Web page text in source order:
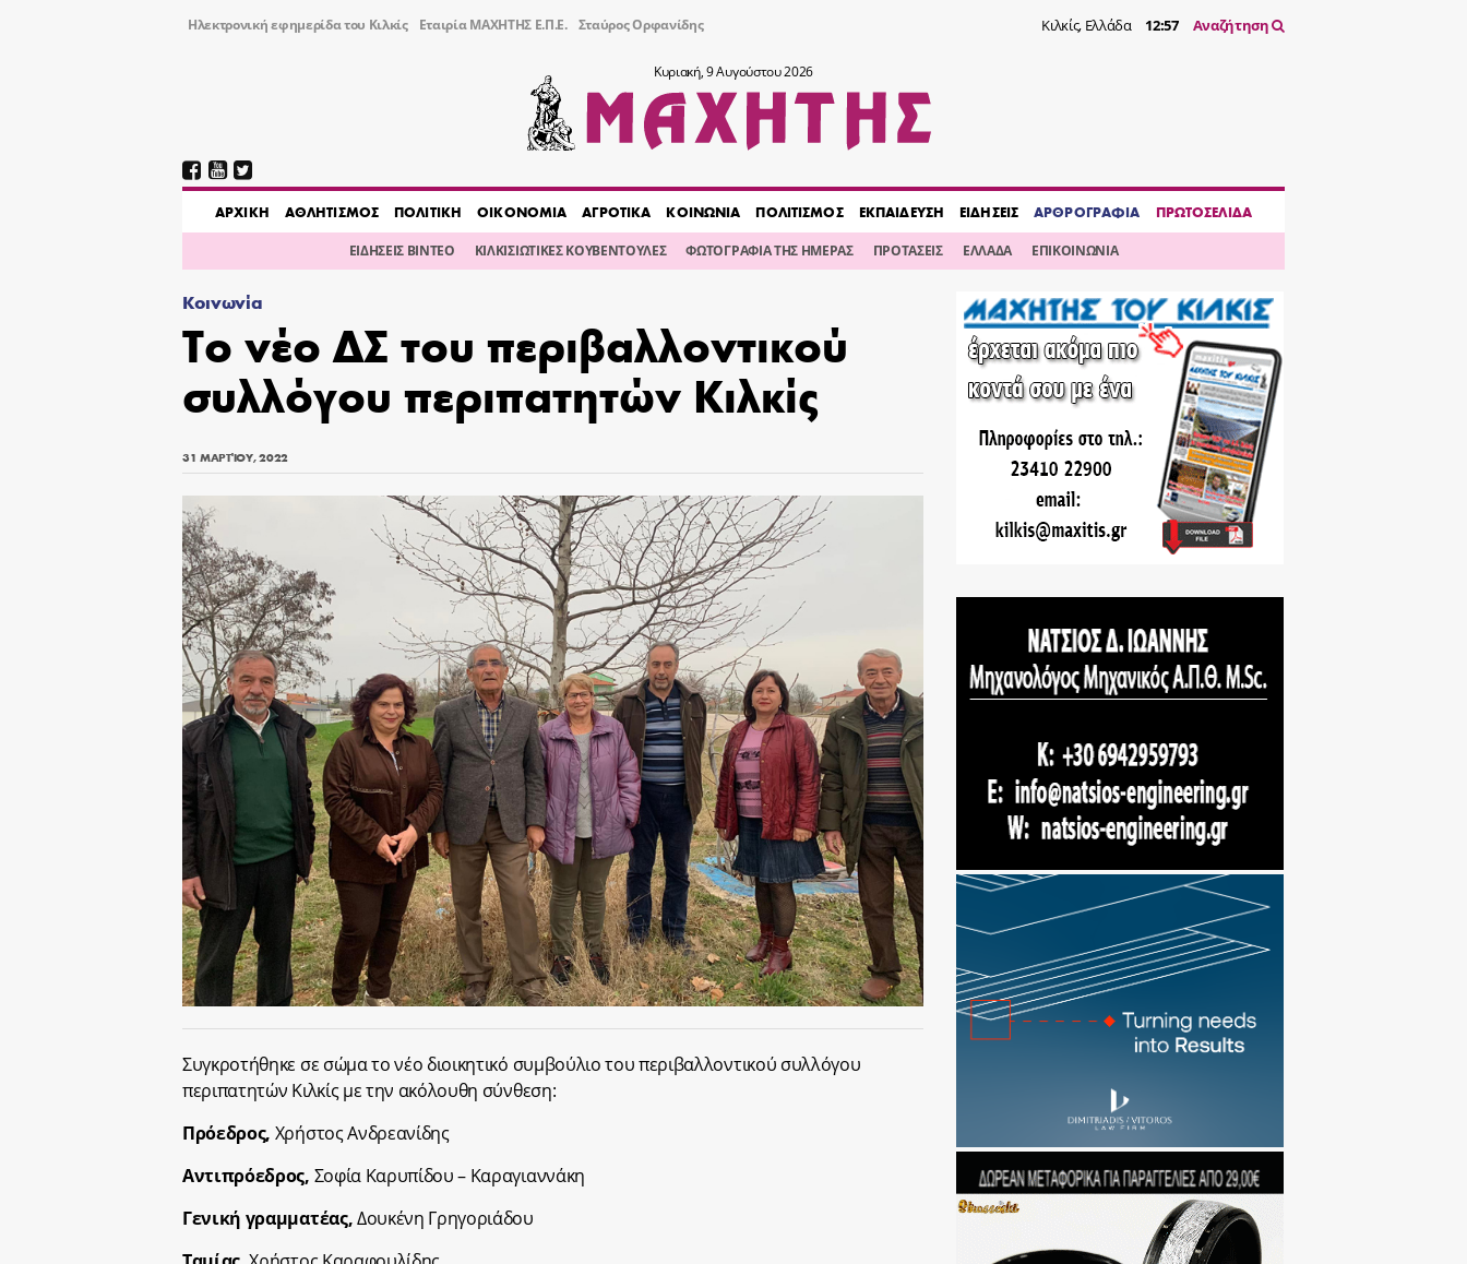
Ηλεκτρονική εφημερίδα του Κιλκίς Εταιρία ΜΑΧΗΤΗΣ Ε.Π.Ε. Σταύρος Ορφανίδης Κιλκίς, Ελλάδα 12:57 Αναζήτηση
Κυριακή, 9 Αυγούστου 2026
AΡΧΙΚΗ ΑΘΛΗΤΙΣΜΟΣ ΠΟΛΙΤΙΚΗ ΟΙΚΟΝΟΜΙΑ ΑΓΡΟΤΙΚΑ ΚΟΙΝΩΝΙΑ ΠΟΛΙΤΙΣΜΟΣ ΕΚΠΑΙΔΕΥΣΗ ΕΙΔΗΣΕΙΣ ΑΡΘΡΟΓΡΑΦΙΑ ΠΡΩΤΟΣΕΛΙΔΑ
ΕΙΔΗΣΕΙΣ ΒΙΝΤΕΟ ΚΙΛΚΙΣΙΩΤΙΚΕΣ ΚΟΥΒΕΝΤΟΥΛΕΣ ΦΩΤΟΓΡΑΦΙΑ ΤΗΣ ΗΜΕΡΑΣ ΠΡΟΤΑΣΕΙΣ ΕΛΛΑΔΑ ΕΠΙΚΟΙΝΩΝΙΑ
Κοινωνία
Το νέο ΔΣ του περιβαλλοντικού
συλλόγου περιπατητών Κιλκίς
31 ΜΑΡΤΊΟΥ, 2022
Συγκροτήθηκε σε σώμα το νέο διοικητικό συμβούλιο του περιβαλλοντικού συλλόγου
περιπατητών Κιλκίς με την ακόλουθη σύνθεση:
Πρόεδρος, Χρήστος Ανδρεανίδης
Αντιπρόεδρος, Σοφία Καρυπίδου – Καραγιαννάκη
Γενική γραμματέας,Δουκένη Γρηγοριάδου